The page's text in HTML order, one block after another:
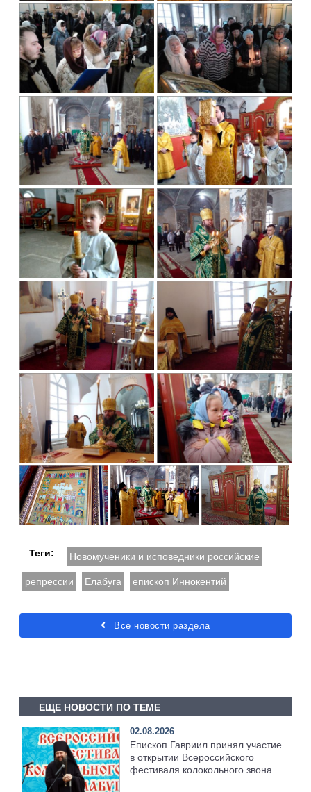
Теги: Новомученики и исповедники российские
репрессии Елабуга епископ Иннокентий
Все новости раздела
ЕЩЕ НОВОСТИ ПО ТЕМЕ
02.08.2026
Епископ Гавриил принял участие
в открытии Всероссийского
фестиваля колокольного звона